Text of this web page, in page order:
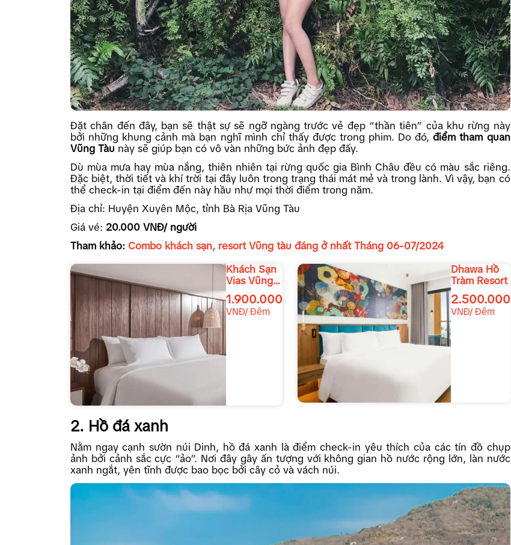
Đặt chân đến đây, bạn sẽ thật sự sẽ ngỡ ngàng trước vẻ đẹp “thần tiên” của khu rừng này
bởi những khung cảnh mà bạn nghĩ mình chỉ thấy được trong phim. Do đó,điểm tham quan
Vũng Tàu này sẽ giúp bạn có vô vàn những bức ảnh đẹp đấy.
Dù mùa mưa hay mùa nắng, thiên nhiên tại rừng quốc gia Bình Châu đều có màu sắc riêng.
Đặc biệt, thời tiết và khí trời tại đây luôn trong trạng thái mát mẻ và trong lành. Vì vậy, bạn có
thể check-in tại điểm đến này hầu như mọi thời điểm trong năm.
Địa chỉ: Huyện Xuyên Mộc, tỉnh Bà Rịa Vũng Tàu
Giá vé: 20.000 VNĐ/ người
Tham khảo: Combo khách sạn, resort Vũng tàu đáng ở nhất Tháng 06-07/2024
Khách Sạn
Vias Vũng
Tàu
1.900.000
VNĐ/ Đêm
Dhawa Hồ
Tràm Resort
2.500.000
VNĐ/ Đêm
2. Hồ đá xanh
Nằm ngay cạnh sườn núi Dinh, hồ đá xanh là điểm check-in yêu thích của các tín đồ chụp
ảnh bởi cảnh sắc cực “ảo”. Nơi đây gây ấn tượng với không gian hồ nước rộng lớn, làn nước
xanh ngắt, yên tĩnh được bao bọc bởi cây cỏ và vách núi.